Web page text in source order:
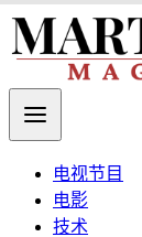
电视节目
电影
技术